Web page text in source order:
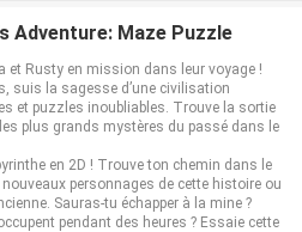
Adventure: Maze Puzzle
et Rusty en mission dans leur voyage !
suis la sagesse d’une civilisation
et puzzles inoubliables. Trouve la sortie
plus grands mystères du passé dans le
en 2D ! Trouve ton chemin dans le
personnages de cette histoire ou
Sauras-tu échapper à la mine ?
pendant des heures ? Essaie cette